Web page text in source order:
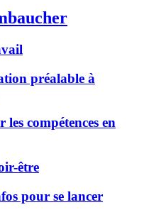
préalable à
compétences en
être
pour se lancer